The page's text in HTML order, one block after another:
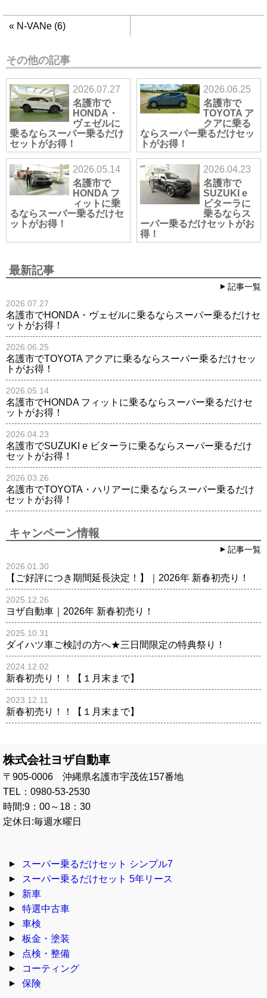
« N-VANe (6)
その他の記事
2026.07.27
名護市で
HONDA・
ヴェゼルに
乗るならスーパー乗るだけ
セットがお得！
2026.06.25
名護市で
TOYOTA ア
クアに乗る
ならスーパー乗るだけセッ
トがお得！
2026.05.14
名護市で
HONDA フ
ィットに乗
るならスーパー乗るだけセ
ットがお得！
2026.04.23
名護市で
SUZUKI e
ビターラに
乗るならス
ーパー乗るだけセットがお
得！
最新記事
記事一覧
2026.07.27
名護市でHONDA・ヴェゼルに乗るならスーパー乗るだけセ
ットがお得！
2026.06.25
名護市でTOYOTA アクアに乗るならスーパー乗るだけセッ
トがお得！
2026.05.14
名護市でHONDA フィットに乗るならスーパー乗るだけセ
ットがお得！
2026.04.23
名護市でSUZUKI e ビターラに乗るならスーパー乗るだけ
セットがお得！
2026.03.26
名護市でTOYOTA・ハリアーに乗るならスーパー乗るだけ
セットがお得！
キャンペーン情報
記事一覧
2026.01.30
【ご好評につき期間延長決定！】｜2026年 新春初売り！
2025.12.26
ヨザ自動車｜2026年 新春初売り！
2025.10.31
ダイハツ車ご検討の方へ★三日間限定の特典祭り！
2024.12.02
新春初売り！！【１月末まで】
2023.12.11
新春初売り！！【１月末まで】
株式会社ヨザ自動車
〒905-0006 沖縄県名護市宇茂佐157番地
TEL：0980-53-2530
時間:9：00～18：30
定休日:毎週水曜日
スーパー乗るだけセット シンプル7
スーパー乗るだけセット 5年リース
新車
特選中古車
車検
板金・塗装
点検・整備
コーティング
保険